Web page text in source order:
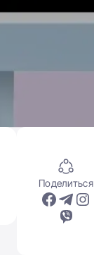
Поделиться